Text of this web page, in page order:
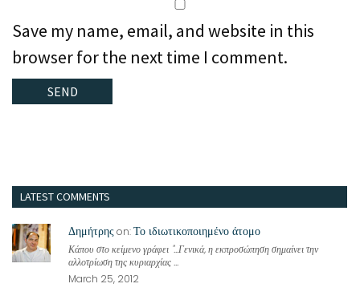
Save my name, email, and website in this
browser for the next time I comment.
LATEST COMMENTS
Δημήτρηςon:Το ιδιωτικοποιημένο άτομο
Κάπου στο κείμενο γράφει "...Γενικά, η εκπροσώπηση σημαίνει την
αλλοτρίωση της κυριαρχίας ...
March 25, 2012